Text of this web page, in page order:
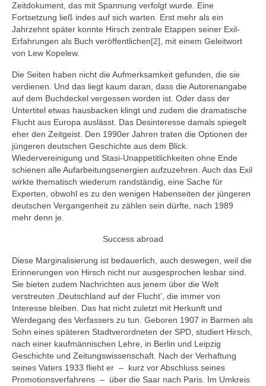
Zeitdokument, das mit Spannung verfolgt wurde. Eine
Fortsetzung ließ indes auf sich warten. Erst mehr als ein
Jahrzehnt später konnte Hirsch zentrale Etappen seiner Exil-
Erfahrungen als Buch veröf­fentlichen[2] , mit einem Geleitwort
von Lew Kope­lew.
Die Seiten haben nicht die Aufmerksamkeit gefunden, die sie
verdienen. Und das liegt kaum daran, dass die Autorenangabe
auf dem Buchdeckel vergessen worden ist. Oder dass der
Untertitel etwas hausbacken klingt und zudem die dramatische
Flucht aus Eu­ropa auslässt. Das Desinteresse damals spiegelt
eher den Zeitgeist. Den 1990er Jahren traten die Optionen der
jüngeren deutschen Geschichte aus dem Blick.
Wiedervereinigung und Stasi-Unappetitlichkeiten ohne Ende
schienen alle Aufarbeitungsenergien aufzuzehren. Auch das Exil
wirkte thematisch wiederum randständig, eine Sache für
Experten, obwohl es zu den wenigen Habenseiten der jüngeren
deutschen Vergangenheit zu zählen sein dürfte, nach 1989
mehr denn je.
Success abroad
Diese Marginalisierung ist bedauerlich, auch deswegen, weil die
Erinnerungen von Hirsch nicht nur ausgesprochen lesbar sind.
Sie bieten zudem Nachrichten aus jenem über die Welt
verstreuten ‚Deutschland auf der Flucht’, die immer von
Interesse bleiben. Das hat nicht zuletzt mit Herkunft und
Werdegang des Verfassers zu tun. Geboren 1907 in Barmen als
Sohn eines späteren Stadtverordneten der SPD, studiert Hirsch,
nach einer kaufmännischen Lehre, in Berlin und Leipzig
Geschichte und Zeitungswissenschaft. Nach der Verhaftung
seines Vaters 1933 flieht er – kurz vor Abschluss seines
Promotionsverfahrens – über die Saar nach Paris. Im Umkreis